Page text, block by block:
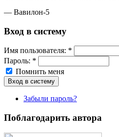
— Вавилон-5
Вход в систему
Имя пoльзовaтeля: *
Пароль: *
Помнить меня
Забыли пароль?
Поблагодарить автора